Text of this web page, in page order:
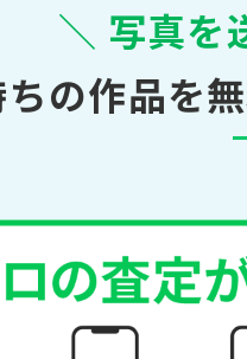
＼ 写真を
の作品を